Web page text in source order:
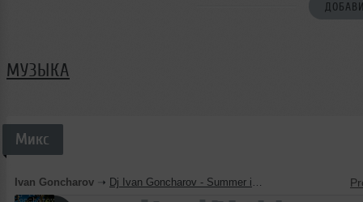
МУЗЫКА
Микс
Ivan Goncharov ➝ Dj Ivan Goncharov - Summer is small life